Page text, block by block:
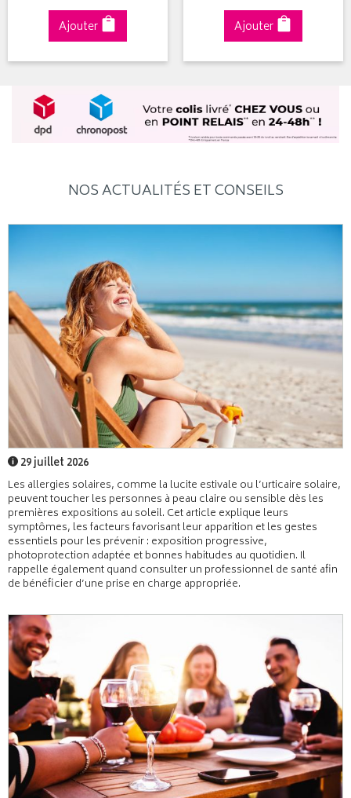
Ajouter Ajouter
NOS ACTUALITÉS ET CONSEILS
29 juillet 2026
Les allergies solaires, comme la lucite estivale ou l’urticaire solaire,
peuvent toucher les personnes à peau claire ou sensible dès les
premières expositions au soleil. Cet article explique leurs
symptômes, les facteurs favorisant leur apparition et les gestes
essentiels pour les prévenir : exposition progressive,
photoprotection adaptée et bonnes habitudes au quotidien. Il
rappelle également quand consulter un professionnel de santé afin
de bénéficier d’une prise en charge appropriée.